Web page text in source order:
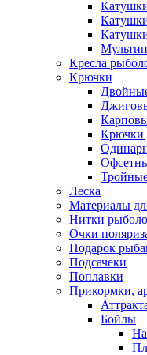
Кресла
Крючки
Крючки
Леска
Материалы
Нитки
Очки
Подарок
Подсачеки
Поплавки
Прикормки,
Бойлы